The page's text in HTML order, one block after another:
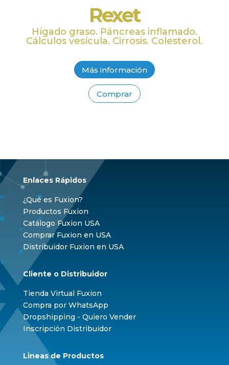
Rexet
Hígado graso. Páncreas inflamado.
Cálculos vesícula. Cirrosis. Colesterol.
Más información
Comprar
Enlaces Rápidos
¿Qué es Fuxion?
Productos Fuxion
Catálogo Fuxion USA
Comprar Fuxion en USA
Distribuidor Fuxion en USA
Cliente o Distribuidor
Tienda Virtual Fuxion
Compra por WhatsApp
Dropshipping - Quiero Vender
Inscripción Distribuidor
Lineas de Productos